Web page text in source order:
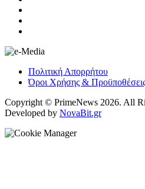
Πολιτική Απορρήτου
Όροι Χρήσης &
Copyright © PrimeNews 2026. All
Developed by NovaBit.gr